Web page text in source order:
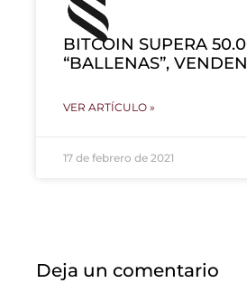
BITCOIN SUPERA
“BALLENAS”,
VER ARTÍCULO »
17 de febrero de 2021
Deja un comentario